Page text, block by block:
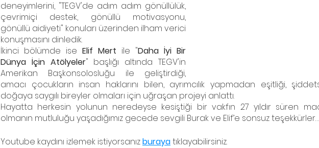
deneyimlerini, "TEGV'de adım adım gönüllülük,
çevrimiçi destek, gönüllü motivasyonu,
gönüllü aidiyeti" konuları üzerinden ilham verici
konuşmasını dinledik.
İkinci bölümde ise Elif Mert ile "Daha İyi Bir
Dünya İçin Atölyeler" başlığı altında TEGV'in
Amerikan Başkonsolosluğu ile geliştirdiği,
amacı çocukların insan haklarını bilen, ayrımcılık yapmadan eşitliği,
doğaya saygılı bireyler olmaları için uğraşan projeyi anlattı.
Hayatta herkesin yolunun neredeyse kesiştiği bir vakfın 27 yıldır süren
olmanın mutluluğu yaşadığımız gecede sevgili Burak ve Elif’e sonsuz teşekkürler…
Youtube kaydını izlemek istiyorsanız buraya tıklayabilirsiniz.